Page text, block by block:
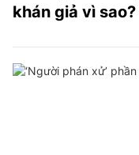
khán giả vì sao?